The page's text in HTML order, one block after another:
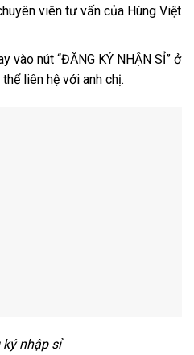
viên tư vấn của Hùng Việt
vào nút “ĐĂNG KÝ NHẬN SỈ” ở
liên hệ với anh chị.
nhập sỉ